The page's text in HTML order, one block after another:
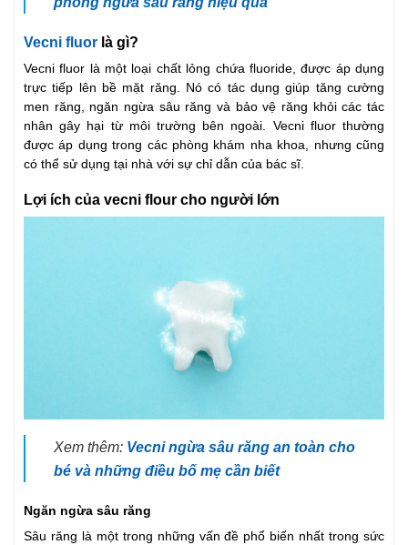
Vecni fluor là gì?
Vecni fluor là một loại chất lỏng chứa fluoride, được áp dụng
trực tiếp lên bề mặt răng. Nó có tác dụng giúp tăng cường
men răng, ngăn ngừa sâu răng và bảo vệ răng khỏi các tác
nhân gây hại từ môi trường bên ngoài. Vecni fluor thường
được áp dụng trong các phòng khám nha khoa, nhưng cũng
có thể sử dụng tại nhà với sự chỉ dẫn của bác sĩ.
Lợi ích của vecni flour cho người lớn
Xem thêm: Vecni ngừa sâu răng an toàn cho
bé và những điều bố mẹ cần biết
Ngăn ngừa sâu răng
Sâu răng là một trong những vấn đề phổ biến nhất trong sức